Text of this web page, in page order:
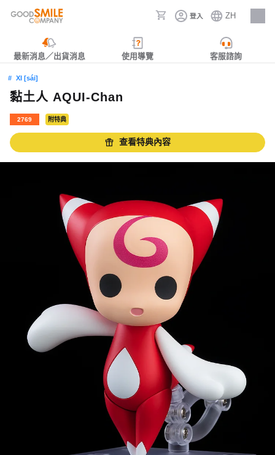
登入 ZH
人才招募
最新消息／出貨消息 使用導覽 客服諮詢
XI [sái]
黏土人 AQUI-Chan
2769 附特典
查看特典內容